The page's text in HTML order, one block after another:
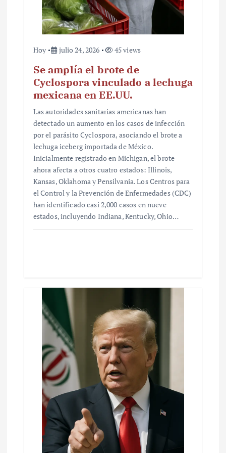
Hoy julio 24, 2026 45 views
Se amplía el brote de
Cyclospora vinculado a lechuga
mexicana en EE.UU.
Las autoridades sanitarias americanas han
detectado un aumento en los casos de infección
por el parásito Cyclospora, asociando el brote a
lechuga iceberg importada de México.
Inicialmente registrado en Michigan, el brote
ahora afecta a otros cuatro estados: Illinois,
Kansas, Oklahoma y Pensilvania. Los Centros para
el Control y la Prevención de Enfermedades (CDC)
han identificado casi 2,000 casos en nueve
estados, incluyendo Indiana, Kentucky, Ohio…